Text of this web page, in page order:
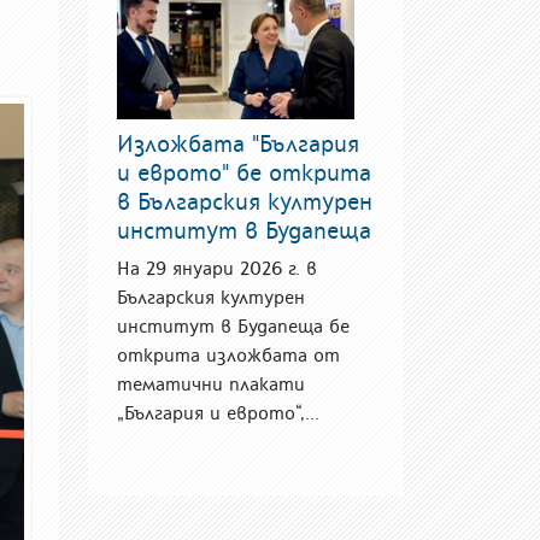
Изложбата "България
и еврото" бе открита
в Българския културен
институт в Будапеща
На 29 януари 2026 г. в
Българския културен
институт в Будапеща бе
открита изложбата от
тематични плакати
„България и еврото“,...